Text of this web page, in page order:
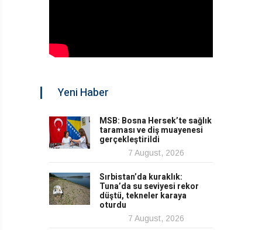
Yeni Haber
MSB: Bosna Hersek’te sağlık
taraması ve diş muayenesi
gerçekleştirildi
7 August, 2026
Sırbistan’da kuraklık:
Tuna’da su seviyesi rekor
düştü, tekneler karaya
oturdu
7 August, 2026